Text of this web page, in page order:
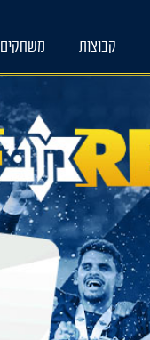
קבוצות משחקים